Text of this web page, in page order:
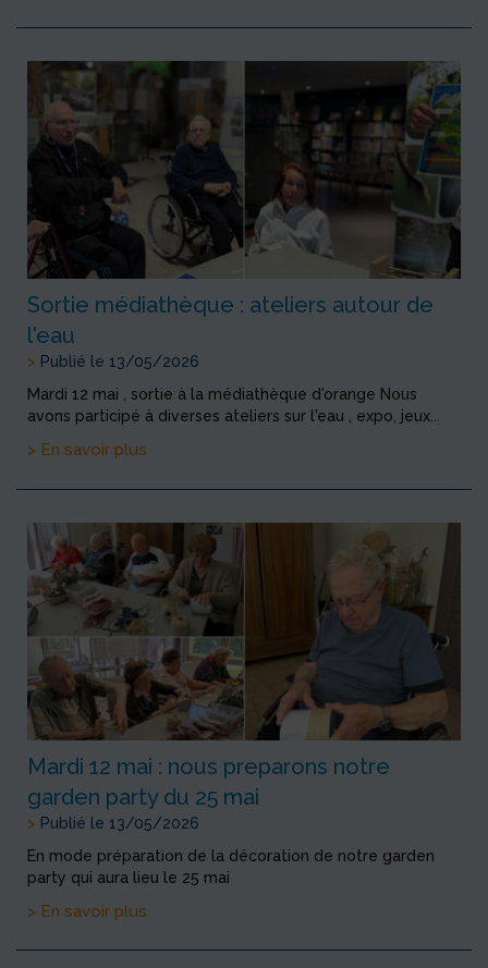
Sortie médiathèque : ateliers autour de
l'eau
> Publié le 13/05/2026
Mardi 12 mai , sortie à la médiathèque d'orange Nous
avons participé à diverses ateliers sur l'eau , expo, jeux...
> En savoir plus
Mardi 12 mai : nous preparons notre
garden party du 25 mai
> Publié le 13/05/2026
En mode préparation de la décoration de notre garden
party qui aura lieu le 25 mai
> En savoir plus